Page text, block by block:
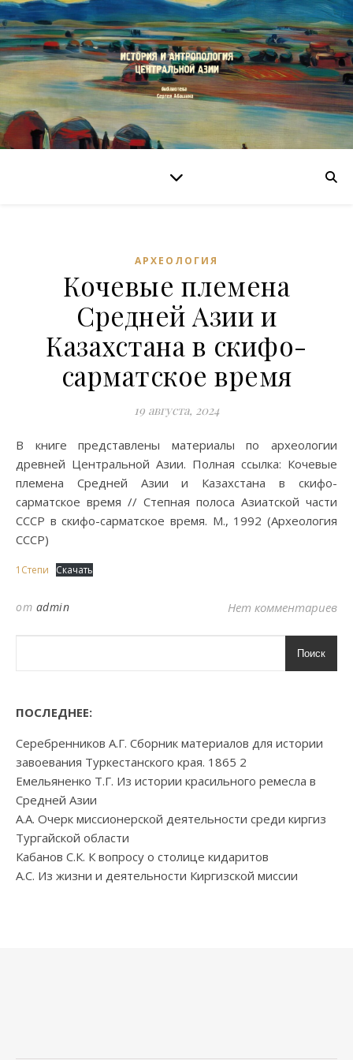
АРХЕОЛОГИЯ
Кочевые племена
Средней Азии и
Казахстана в скифо-
сарматское время
19 августа, 2024
В книге представлены материалы по археологии
древней Центральной Азии. Полная ссылка: Кочевые
племена Средней Азии и Казахстана в скифо-
сарматское время // Степная полоса Азиатской части
СССР в скифо-сарматское время. М., 1992 (Археология
СССР)
1Степи Скачать
от admin Нет комментариев
Поиск
ПОСЛЕДНЕЕ:
Серебренников А.Г. Сборник материалов для истории
завоевания Туркестанского края. 1865 2
Емельяненко Т.Г. Из истории красильного ремесла в
Средней Азии
А.А. Очерк миссионерской деятельности среди киргиз
Тургайской области
Кабанов С.К. К вопросу о столице кидаритов
А.С. Из жизни и деятельности Киргизской миссии